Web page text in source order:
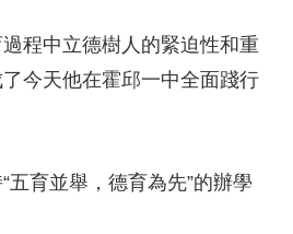
程中立德樹人的緊迫性和重
今天他在霍邱一中全面踐行
育並舉，德育為先”的辦學